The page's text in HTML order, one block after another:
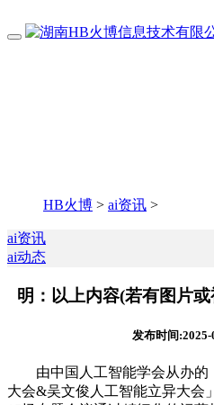
HB火博 > ai资讯 >
ai资讯
ai动态
明：以上内容(若有图片
发布时间:2025-
由中国人工智能学会从办的
大会&吴文俊人工智能立异大会